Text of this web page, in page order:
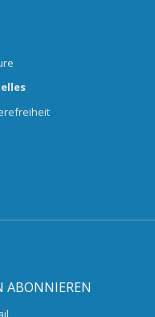
ABONNIEREN